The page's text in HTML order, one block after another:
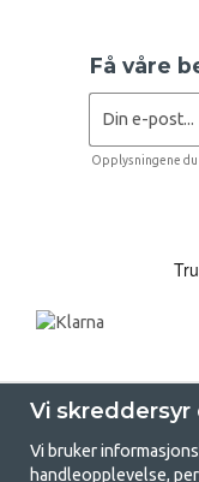
Få våre
Opplysningene
Vi skreddersyr
Vi bruker
handleopplevelse,